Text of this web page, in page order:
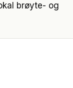
brøyte- og